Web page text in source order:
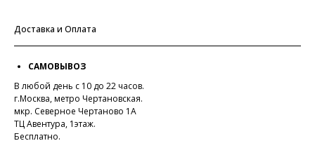
Доставка и Оплата
САМОВЫВОЗ
В любой день с 10 до 22 часов.
г.Москва, метро Чертановская.
мкр. Северное Чертаново 1А
ТЦ Авентура, 1этаж.
Бесплатно.